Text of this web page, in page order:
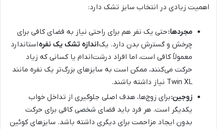
اهمیت زیادی در انتخاب سایز تشک دارد:
مجردها:حتی یک نفر هم برای راحتی نیاز به فضای کافی برای
چرخش و گسترش بدن دارد. یکاندازه تشک یک نفرهاستاندارد
معمولاً کافی است، اما افراد درشت‌اندام یا کسانی که زیاد
حرکت می‌کنند، ممکن است به سایزهای بزرگ‌تر یک نفره مانند
Twin XL نیاز داشته باشند.
زوجین:برای زوج‌ها، هدف اصلی جلوگیری از تداخل خواب
یکدیگر است. هر فرد باید فضای شخصی کافی برای حرکت
بدون ایجاد مزاحمت برای دیگری داشته باشد. سایزهای کوئین